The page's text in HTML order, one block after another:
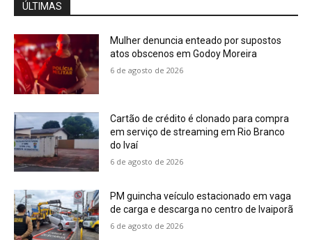
ÚLTIMAS
Mulher denuncia enteado por supostos
atos obscenos em Godoy Moreira
6 de agosto de 2026
Cartão de crédito é clonado para compra
em serviço de streaming em Rio Branco
do Ivaí
6 de agosto de 2026
PM guincha veículo estacionado em vaga
de carga e descarga no centro de Ivaiporã
6 de agosto de 2026